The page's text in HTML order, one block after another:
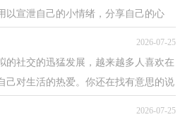
以宣泄自己的小情绪，分享自己的心
2026-07-25
的社交的迅猛发展，越来越多人喜欢在
己对生活的热爱。你还在找有意思的说
2026-07-25